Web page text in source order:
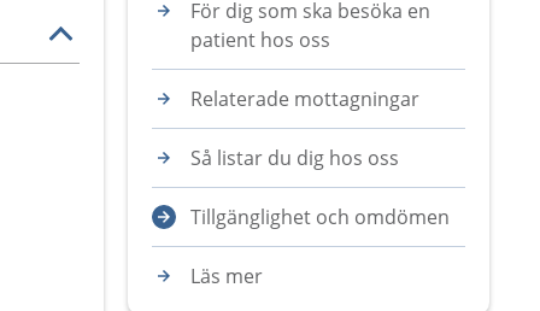
För dig som ska besöka en
patient hos oss
Relaterade mottagningar
Så listar du dig hos oss
Tillgänglighet och omdömen
Läs mer